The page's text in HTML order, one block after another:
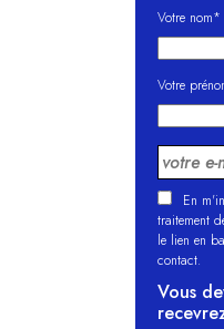
Votre nom*
Votre
En
traitement
le lien en
contact.
Vous